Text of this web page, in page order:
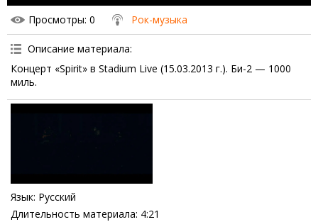
Просмотры: 0 Рок-музыка
Описание материала:
Концерт «Spirit» в Stadium Live (15.03.2013 г.). Би-2 — 1000
миль.
Язык: Русский
Длительность материала: 4:21